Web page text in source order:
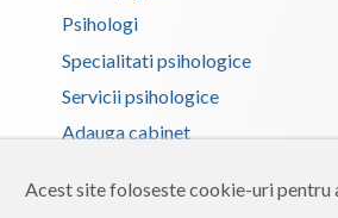
Acest site foloseste cookie-uri pentru
Psihologi
Specialitati psihologice
Servicii psihologice
Adauga cabinet
Ajutor